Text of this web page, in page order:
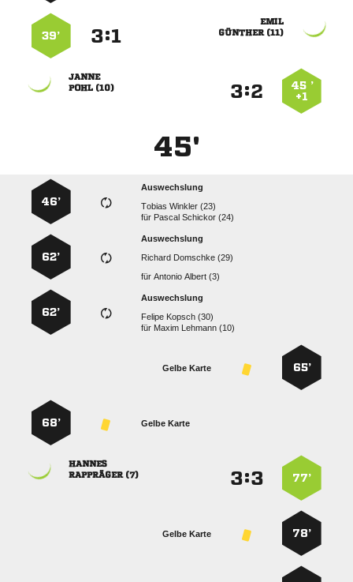

 
:
39’
45 ’
+1
:

 
45'
Auswechslung
  
für   
46’
Auswechslung
  
für  
62’
Auswechslung
  
für   
62’
65’
Gelbe Karte
Gelbe Karte
68’
77’
:

 
78’
Gelbe Karte